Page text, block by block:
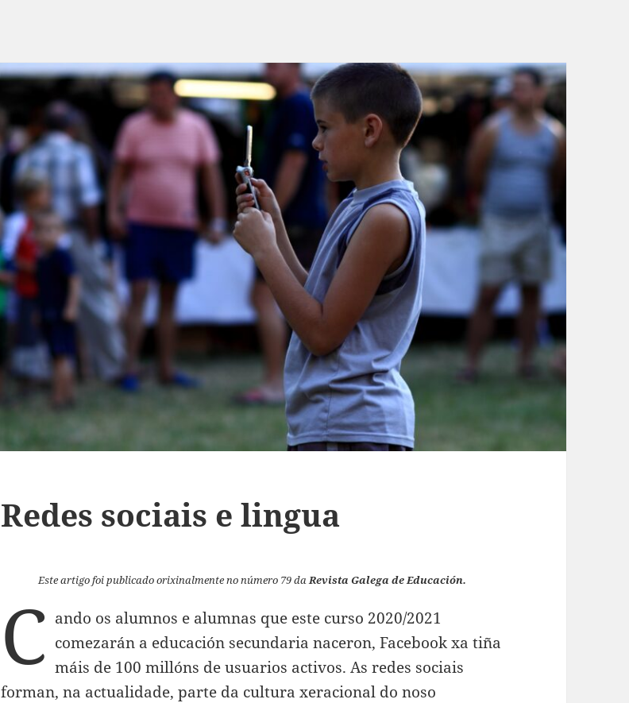
Redes sociais e lingua
Este artigo foi publicado orixinalmente no número 79 daRevista Galega de Educación.
C ando os alumnos e alumnas que este curso 2020/2021
comezarán a educación secundaria naceron, Facebook xa tiña
máis de 100 millóns de usuarios activos. As redes sociais
forman, na actualidade, parte da cultura xeracional do noso